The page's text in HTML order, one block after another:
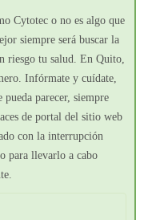
Cytotec o no es algo que
siempre será buscar la
riesgo tu salud. En Quito,
Infórmate y cuídate,
parecer, siempre
de portal del sitio web
con la interrupción
para llevarlo a cabo